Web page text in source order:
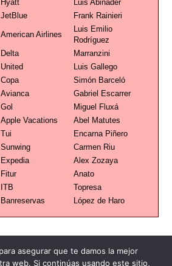
Hyatt
Luis Abinader
JetBlue Frank Rainieri
American Airlines
Luis Emilio
Rodríguez
Delta
Marranzini
United
Luis Gallego
Copa
Simón Barceló
Avianca
Gabriel Escarrer
Gol
Miguel Fluxá
Apple Vacations
Abel Matutes
Tui
Encarna Piñero
Sunwing
Carmen Riu
Expedia
Alex Zozaya
Fitur
Anato
ITB
Topresa
Banreservas López de Haro
asegurar que te damos la mejor
web. Si continúas usando este sitio,